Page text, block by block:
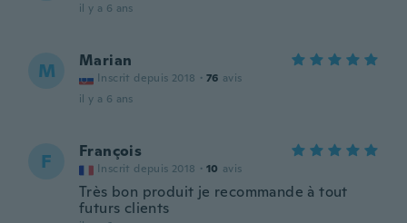
il y a 6 ans
M Marian
Inscrit depuis 2018 · 76 avis
il y a 6 ans
F François
Inscrit depuis 2018 · 10 avis
Très bon produit je recommande à tout
futurs clients